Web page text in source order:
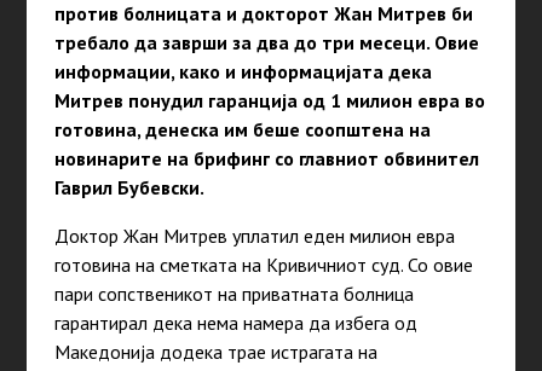
против болницата и докторот Жан Митрев би
требало да заврши за два до три месеци. Овие
информации, како и информацијата дека
Митрев понудил гаранција од 1 милион евра во
готовина, денеска им беше соопштена на
новинарите на брифинг со главниот обвинител
Гаврил Бубевски.
Доктор Жан Митрев уплатил еден милион евра
готовина на сметката на Кривичниот суд. Со овие
пари сопственикот на приватната болница
гарантирал дека нема намера да избега од
Македонија додека трае истрагата на